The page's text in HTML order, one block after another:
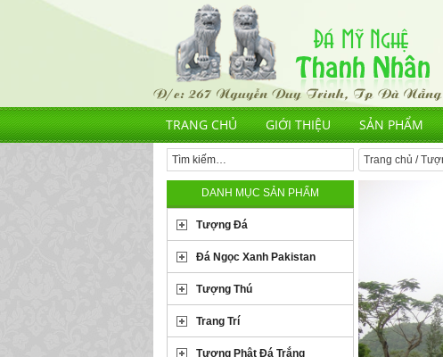
TRANG CHỦ GIỚI THIỆU SẢN PHẨM
Trang chủ /
DANH MỤC SẢN PHẨM
Tượng Đá
Đá Ngọc Xanh Pakistan
Tượng Thú
Trang Trí
Tượng Phật Đá Trắng